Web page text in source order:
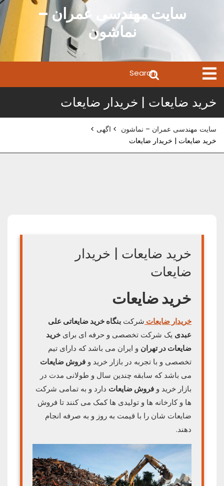
سایت مهندسی عمران –
نماشون
Open
Menu
for:
خرید ضایعات | خریدار ضایعات
سایت مهندسی عمران – نماشون > اگهی >
خرید ضایعات | خریدار ضایعات
خرید ضایعات | خریدار
ضایعات
خرید ضایعات
خریدار ضایعات شرکت بنگاه خرید ضایعاتی علی
عبدی یک شرکت تخصصی و حرفه ای برای خرید
ضایعات در تهران و ایران می باشد که دارای تیم
تخصصی و با تجربه در بازار خرید و فروش ضایعات
می باشد که سابقه چندین سال و طولانی‌ مدت در
بازار خرید و فروش ضایعات دارد و به تمامی شرکت
ها و کارخانه ها و تولیدی ها کمک می کنند تا فروش
ضایعات شان را با قیمت به روز و به صرفه انجام
دهند.